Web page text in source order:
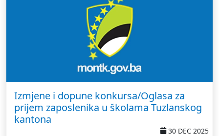
Izmjene i dopune konkursa/Oglasa za
prijem zaposlenika u školama Tuzlanskog
kantona
30 DEC 2025